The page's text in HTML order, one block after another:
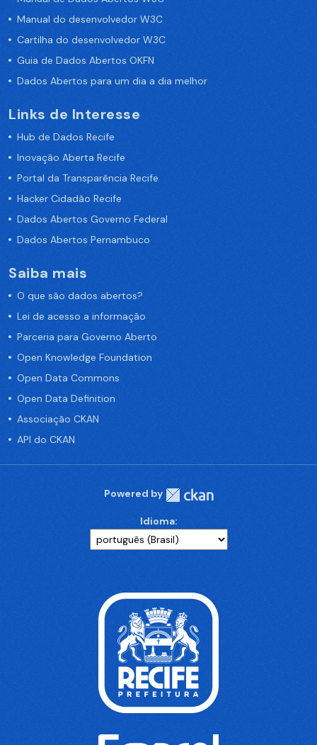
Manual do desenvolvedor W3C
Cartilha do desenvolvedor W3C
Guia de Dados Abertos OKFN
Dados Abertos para um dia a dia melhor
Links de Interesse
Hub de Dados Recife
Inovação Aberta Recife
Portal da Transparência Recife
Hacker Cidadão Recife
Dados Abertos Governo Federal
Dados Abertos Pernambuco
Saiba mais
O que são dados abertos?
Lei de acesso a informação
Parceria para Governo Aberto
Open Knowledge Foundation
Open Data Commons
Open Data Definition
Associação CKAN
API do CKAN
Powered by
Idioma